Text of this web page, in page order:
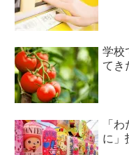
学校
てき
「
に」